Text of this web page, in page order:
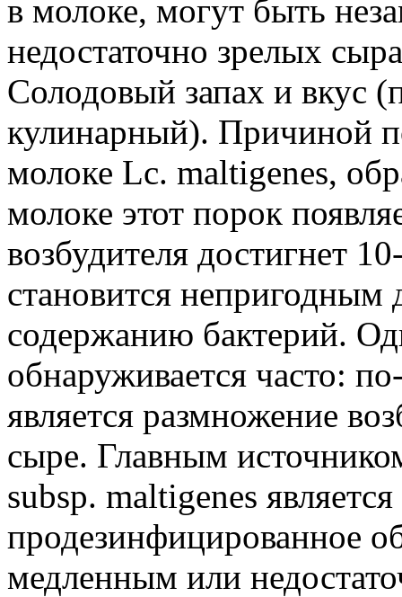
в молоке, могут быть
недостаточно зрелых
Солодовый запах и вкус
кулинарный). Причиной
молоке Lc. maltigenes,
молоке этот порок
возбудителя достигнет
становится
содержанию бактерий.
обнаруживается часто:
является размножение
сыре. Главным
subsp. maltigenes
продезинфицированное
медленным или